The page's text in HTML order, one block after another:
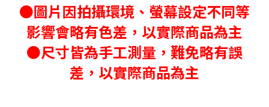
●圖片因拍攝環境、螢幕設定不同等
影響會略有色差，以實際商品為主
●尺寸皆為手工測量，難免略有誤
差，以實際商品為主